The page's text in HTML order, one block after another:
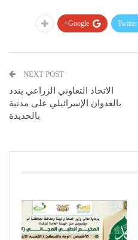
Twitter
Google+
NEXT POST
الاتحاد التعاوني الزراعي يندد
بالعدوان الإسرائيلي على مدنية
بالحديدة